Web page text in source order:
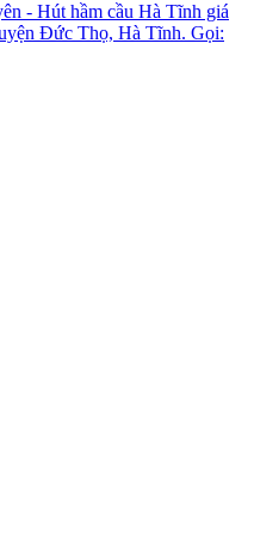
- Hút hầm cầu Hà Tĩnh giá
Đức Thọ, Hà Tĩnh. Gọi: